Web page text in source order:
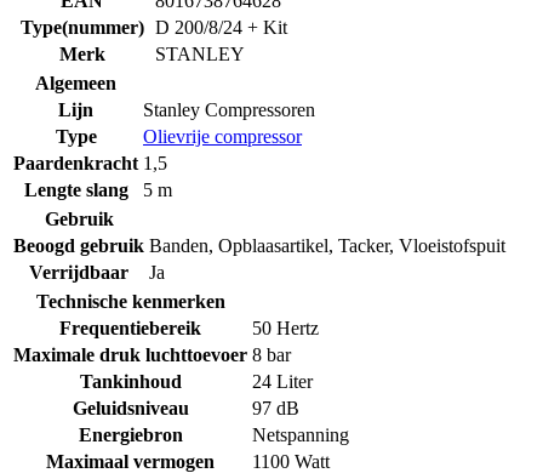
Type(nummer) D 200/8/24 + Kit
Merk
STANLEY
Algemeen
Lijn
Stanley Compressoren
Type
Olievrije compressor
Paardenkracht 1,5
Lengte slang
5 m
Gebruik
Beoogd gebruik Banden, Opblaasartikel, Tacker, Vloeistofspuit
Verrijdbaar
Ja
Technische kenmerken
Frequentiebereik
50 Hertz
Maximale druk luchttoevoer 8 bar
Tankinhoud
24 Liter
Geluidsniveau
97 dB
Energiebron
Netspanning
Maximaal vermogen
1100 Watt